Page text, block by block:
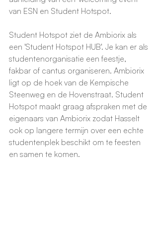
van ESN en Student Hotspot.
Student Hotspot ziet de Ambiorix als
een 'Student Hotspot HUB'. Je kan er als
studentenorganisatie een feestje,
fakbar of cantus organiseren. Ambiorix
ligt op de hoek van de Kempische
Steenweg en de Hovenstraat. Student
Hotspot maakt graag afspraken met de
eigenaars van Ambiorix zodat Hasselt
ook op langere termijn over een echte
studentenplek beschikt om te feesten
en samen te komen.